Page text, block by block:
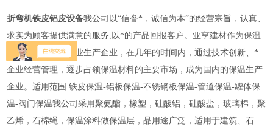
折弯机铁皮铝皮设备我公司以“信誉*，诚信为本”的经营宗旨，认真、
求实为顾客提供满意的服务,以*的产品回报客户。亚亨建材作为保温
绝热隔音材料的专业生产企业，在几年的时间内，通过技术创新、*
企业经营管理，逐步占领保温材料的主要市场，成为国内的保温生产
企业。适用范围 铁皮保温-铝板保温-不锈钢板保温-管道保温-罐体保
温-阀门保温我公司采用聚氨酯，橡塑，硅酸铝，硅酸盐，玻璃棉，聚
乙烯，石棉绳，保温涂料做保温层，品用途广泛，适用于建筑、石